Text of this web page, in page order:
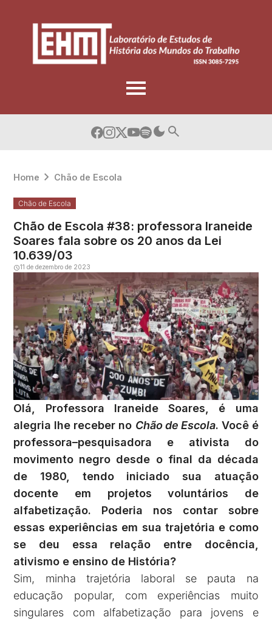
Home Chão de Escola
Chão de Escola
Chão de Escola #38: professora Iraneide
Soares fala sobre os 20 anos da Lei
10.639/03
11 de dezembro de 2023
Olá, Professora Iraneide Soares, é uma
alegria lhe receber no Chão de Escola. Você é
professora–pesquisadora e ativista do
movimento negro desde o final da década
de 1980, tendo iniciado sua atuação
docente em projetos voluntários de
alfabetização. Poderia nos contar sobre
essas experiências em sua trajetória e como
se deu essa relação entre docência,
ativismo e ensino de História?
Sim, minha trajetória laboral se pauta na
educação popular, com experiências muito
singulares com alfabetização para jovens e